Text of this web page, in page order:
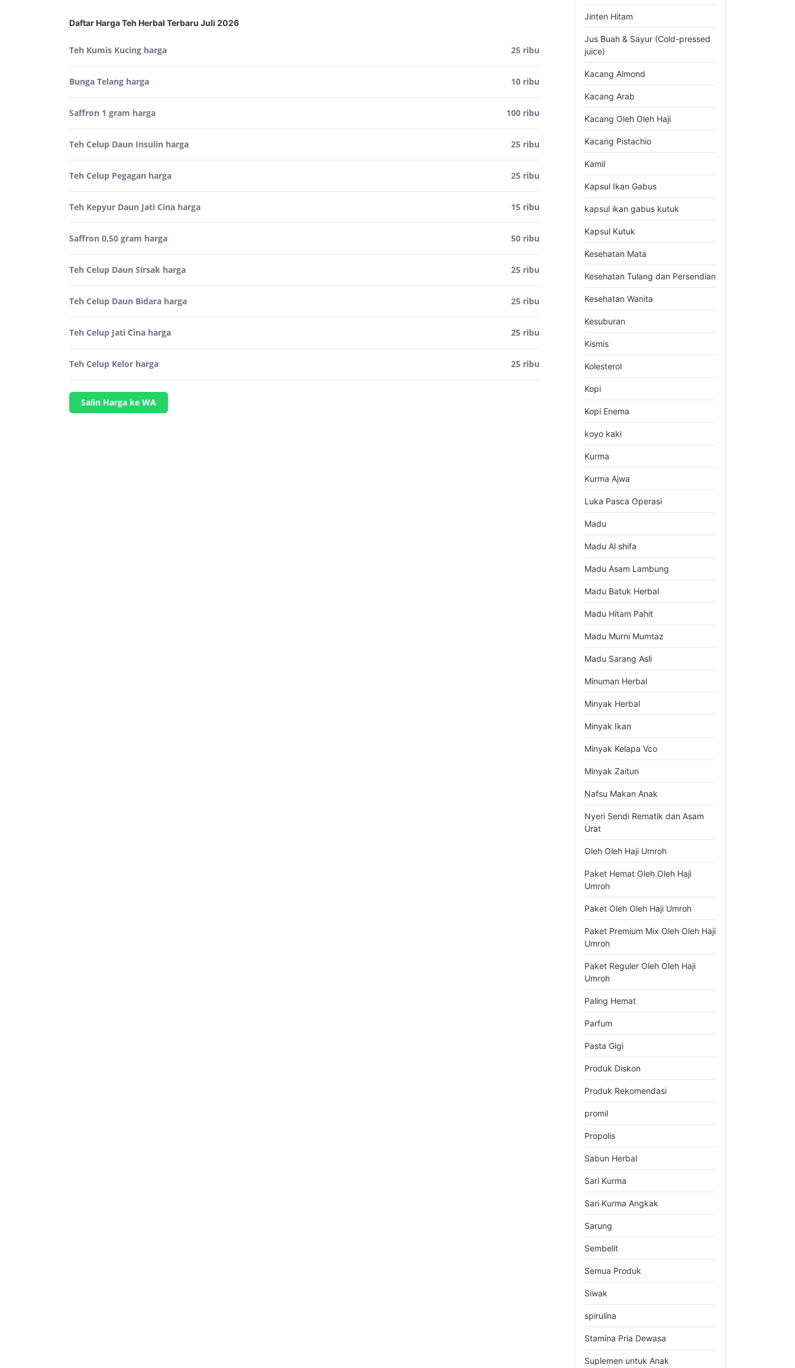
Daftar Harga Teh Herbal Terbaru Juli 2026
Teh Kumis Kucing harga 25 ribu
Bunga Telang harga 10 ribu
Saffron 1 gram harga 100 ribu
Teh Celup Daun Insulin harga 25 ribu
Teh Celup Pegagan harga 25 ribu
Teh Kepyur Daun Jati Cina harga 15 ribu
Saffron 0,50 gram harga 50 ribu
Teh Celup Daun Sirsak harga 25 ribu
Teh Celup Daun Bidara harga 25 ribu
Teh Celup Jati Cina harga 25 ribu
Teh Celup Kelor harga 25 ribu
Salin Harga ke WA
Jinten Hitam
Jus Buah & Sayur (Cold-pressed
juice)
Kacang Almond
Kacang Arab
Kacang Oleh Oleh Haji
Kacang Pistachio
Kamil
Kapsul Ikan Gabus
kapsul ikan gabus kutuk
Kapsul Kutuk
Kesehatan Mata
Kesehatan Tulang dan Persendian
Kesehatan Wanita
Kesuburan
Kismis
Kolesterol
Kopi
Kopi Enema
koyo kaki
Kurma
Kurma Ajwa
Luka Pasca Operasi
Madu
Madu Al shifa
Madu Asam Lambung
Madu Batuk Herbal
Madu Hitam Pahit
Madu Murni Mumtaz
Madu Sarang Asli
Minuman Herbal
Minyak Herbal
Minyak Ikan
Minyak Kelapa Vco
Minyak Zaitun
Nafsu Makan Anak
Nyeri Sendi Rematik dan Asam
Urat
Oleh Oleh Haji Umroh
Paket Hemat Oleh Oleh Haji
Umroh
Paket Oleh Oleh Haji Umroh
Paket Premium Mix Oleh Oleh Haji
Umroh
Paket Reguler Oleh Oleh Haji
Umroh
Paling Hemat
Parfum
Pasta Gigi
Produk Diskon
Produk Rekomendasi
promil
Propolis
Sabun Herbal
Sari Kurma
Sari Kurma Angkak
Sarung
Sembelit
Semua Produk
Siwak
spirulina
Stamina Pria Dewasa
Suplemen untuk Anak